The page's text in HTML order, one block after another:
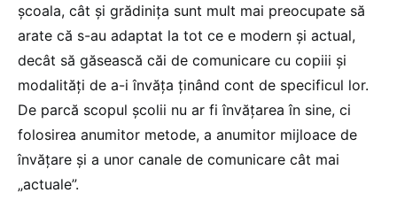
şcoala, cât şi grădiniţa sunt mult mai preocupate să
arate că s-au adaptat la tot ce e modern şi actual,
decât să găsească căi de comunicare cu copiii şi
modalităţi de a-i învăţa ţinând cont de specificul lor.
De parcă scopul şcolii nu ar fi învăţarea în sine, ci
folosirea anumitor metode, a anumitor mijloace de
învăţare şi a unor canale de comunicare cât mai
„actuale”.